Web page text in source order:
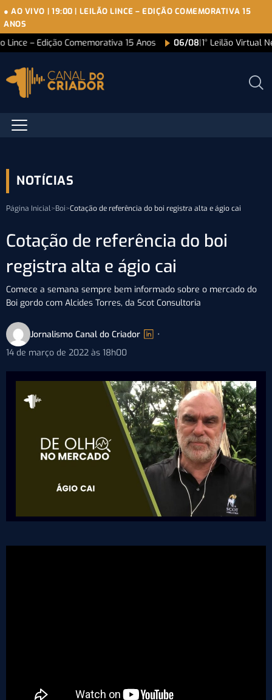
● AO VIVO | 19:00 | LEILÃO LINCE – EDIÇÃO COMEMORATIVA 15
ANOS
Lince – Edição Comemorativa 15 Anos 06/08|1° Leilão Virtual
NOTÍCIAS
Página Inicial>Boi>Cotação de referência do boi registra alta e ágio cai
Cotação de referência do boi
registra alta e ágio cai
Comece a semana sempre bem informado sobre o mercado do
Boi gordo com Alcides Torres, da Scot Consultoria
Jornalismo Canal do Criador
•
14 de março de 2022 às 18h00